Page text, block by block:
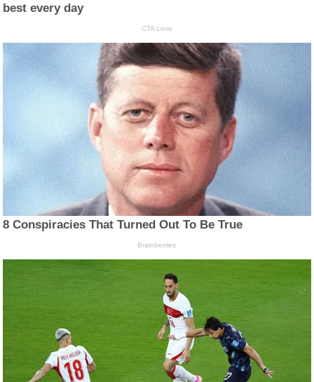
best every day
CTA Love
8 Conspiracies That Turned Out To Be True
Brainberries